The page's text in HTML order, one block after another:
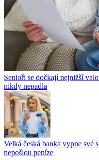
Senioři se dočkají nejnižší
nikdy nepadla
Velká česká banka vypne své
nepošlou peníze